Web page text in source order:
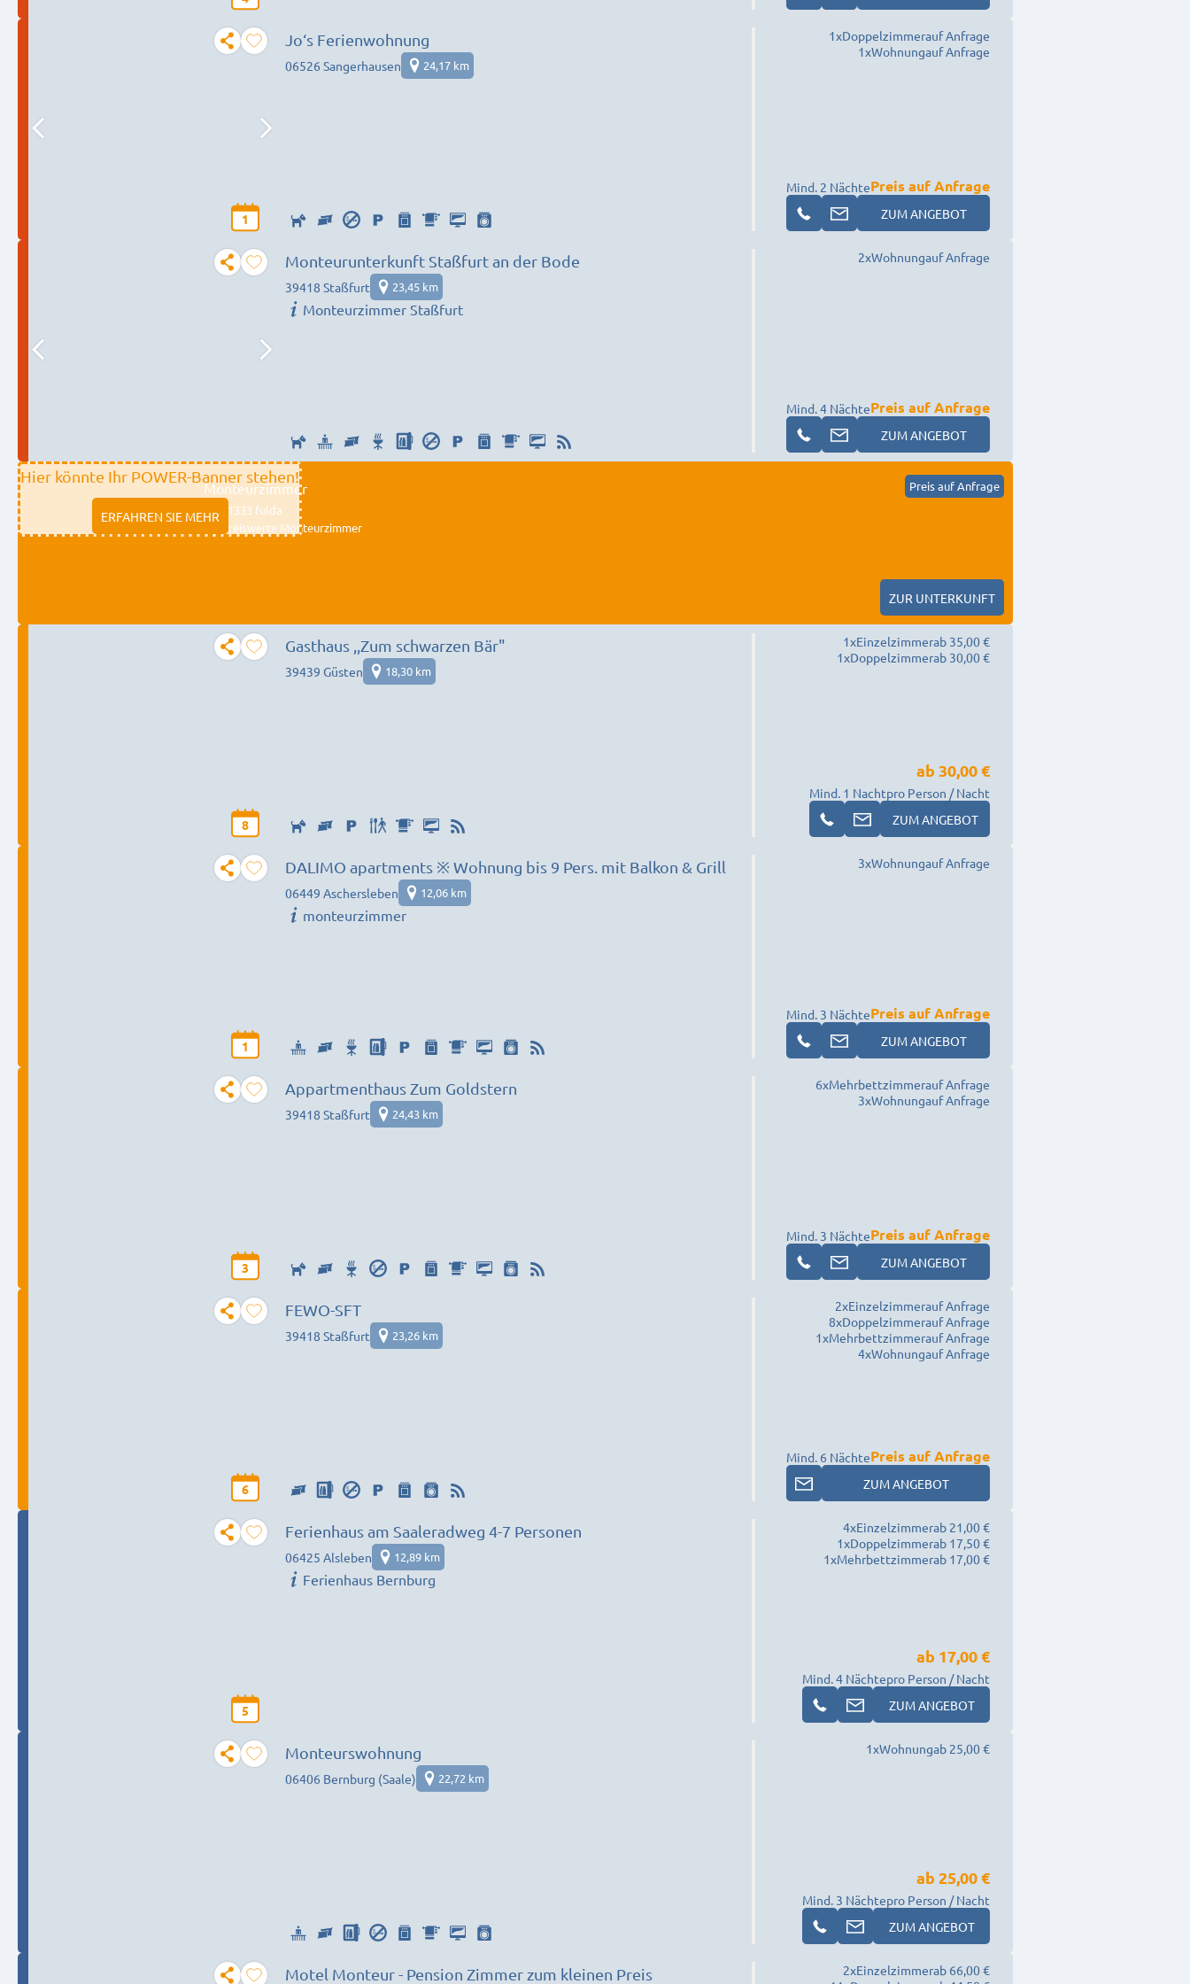
1
Jo‘s Ferienwohnung
06526 Sangerhausen 24,17 km
1xDoppelzimmerauf Anfrage
1xWohnungauf Anfrage
Mind. 2 NächtePreis auf Anfrage
ZUM ANGEBOT
Monteurunterkunft Staßfurt an der Bode
39418 Staßfurt 23,45 km
Monteurzimmer Staßfurt
2xWohnungauf Anfrage
Mind. 4 NächtePreis auf Anfrage
ZUM ANGEBOT
Hier könnte Ihr POWER-Banner stehen!
ERFAHREN SIE MEHR
Monteurzimmer
Preis auf Anfrage
11333 fulda
Preiswerte Monteurzimmer
ZUR UNTERKUNFT
8
Gasthaus ,,Zum schwarzen Bär"
39439 Güsten 18,30 km
1xEinzelzimmerab 35,00 €
1xDoppelzimmerab 30,00 €
Mind. 1 Nacht
ab 30,00 €
pro Person / Nacht
ZUM ANGEBOT
1
DALIMO apartments ※ Wohnung bis 9 Pers. mit Balkon & Grill
06449 Aschersleben 12,06 km
monteurzimmer
3xWohnungauf Anfrage
Mind. 3 NächtePreis auf Anfrage
ZUM ANGEBOT
3
Appartmenthaus Zum Goldstern
39418 Staßfurt 24,43 km
6xMehrbettzimmerauf Anfrage
3xWohnungauf Anfrage
Mind. 3 NächtePreis auf Anfrage
ZUM ANGEBOT
6
FEWO-SFT
39418 Staßfurt 23,26 km
2xEinzelzimmerauf Anfrage
8xDoppelzimmerauf Anfrage
1xMehrbettzimmerauf Anfrage
4xWohnungauf Anfrage
Mind. 6 NächtePreis auf Anfrage
ZUM ANGEBOT
5
Ferienhaus am Saaleradweg 4-7 Personen
06425 Alsleben 12,89 km
Ferienhaus Bernburg
4xEinzelzimmerab 21,00 €
1xDoppelzimmerab 17,50 €
1xMehrbettzimmerab 17,00 €
Mind. 4 Nächte
ab 17,00 €
pro Person / Nacht
ZUM ANGEBOT
Monteurswohnung
06406 Bernburg (Saale) 22,72 km
1xWohnungab 25,00 €
Mind. 3 Nächte
ab 25,00 €
pro Person / Nacht
ZUM ANGEBOT
Motel Monteur - Pension Zimmer zum kleinen Preis 2xEinzelzimmerab 66,00 €